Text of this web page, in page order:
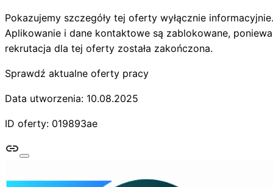
Pokazujemy szczegóły tej oferty wyłącznie informacyjnie.
Aplikowanie i dane kontaktowe są zablokowane,
rekrutacja dla tej oferty została zakończona.
Sprawdź aktualne oferty pracy
Data utworzenia: 10.08.2025
ID oferty: 019893ae